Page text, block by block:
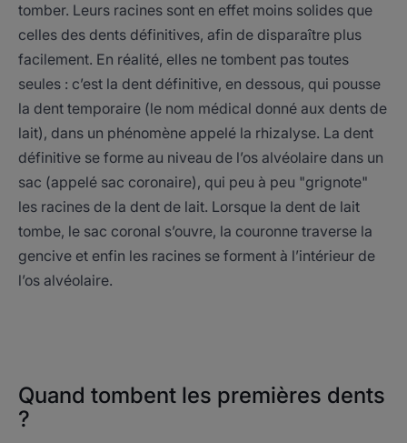
tomber. Leurs racines sont en effet moins solides que
celles des dents définitives, afin de disparaître plus
facilement. En réalité, elles ne tombent pas toutes
seules : c’est la dent définitive, en dessous, qui pousse
la dent temporaire (le nom médical donné aux dents de
lait), dans un phénomène appelé la rhizalyse. La dent
définitive se forme au niveau de l’os alvéolaire dans un
sac (appelé sac coronaire), qui peu à peu "grignote"
les racines de la dent de lait. Lorsque la dent de lait
tombe, le sac coronal s’ouvre, la couronne traverse la
gencive et enfin les racines se forment à l’intérieur de
l’os alvéolaire.
Quand tombent les premières dents
?